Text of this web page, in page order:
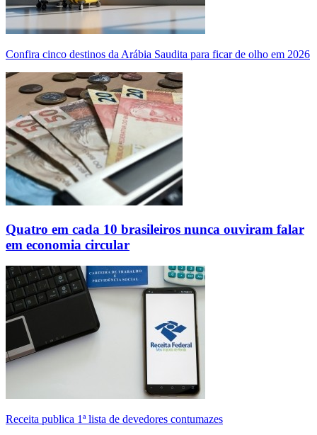
Confira cinco destinos da Arábia Saudita para ficar de olho em 2026
Quatro em cada 10 brasileiros nunca ouviram falar
em economia circular
Receita publica 1ª lista de devedores contumazes